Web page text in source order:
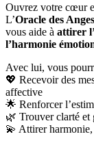
Ouvrez votre cœur
L’Oracle des
vous aide à attirer
l’harmonie
Avec lui, vous
💖 Recevoir des
affective
🌟 Renforcer
🌿 Trouver clarté et
💫 Attirer